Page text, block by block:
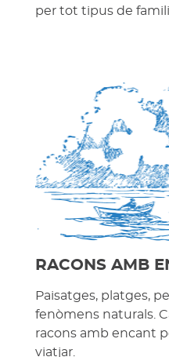
per tot tipus de
RACONS AMB
Paisatges, platges,
fenòmens naturals.
racons amb encant
viatjar.